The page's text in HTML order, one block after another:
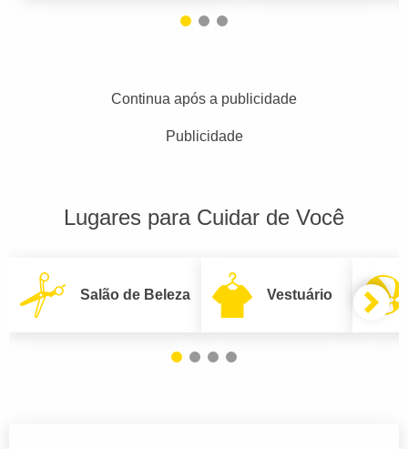
Continua após a publicidade
Publicidade
Lugares para Cuidar de Você
Salão de Beleza Vestuário